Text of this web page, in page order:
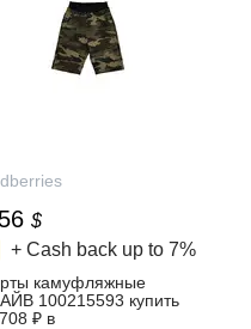
$
+ Cash back up to 7%
камуфляжные
100215593 купить
₽ в